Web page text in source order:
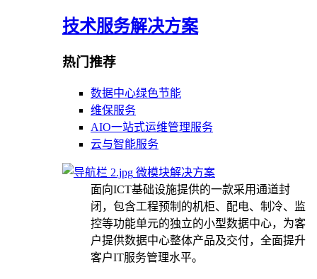
技术服务解决方案
热门推荐
数据中心绿色节能
维保服务
AIO一站式运维管理服务
云与智能服务
微模块解决方案
面向ICT基础设施提供的一款采用通道封
闭，包含工程预制的机柜、配电、制冷、监
控等功能单元的独立的小型数据中心，为客
户提供数据中心整体产品及交付，全面提升
客户IT服务管理水平。